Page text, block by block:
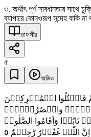
৩. অর্থাৎ পূর্ণ সাবধানতার সাথে
ব্যাপারে কোনওরূপ সন্দেহ বাকি না
তাফসীর
৫
অডিও
فَاقۡتُلُوا الۡمُشۡرِکِیۡنَ
وَاحۡصُرُوۡہُمۡ
وَاَقَامُوا الصَّلٰوۃَ
اِنَّ اللّٰہَ غَفُوۡرٌ رَّحِیۡمٌ ٥